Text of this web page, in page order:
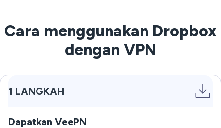
Cara menggunakan Dropbox
dengan VPN
1 LANGKAH
Dapatkan VeePN